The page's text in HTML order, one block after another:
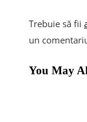
Trebuie să fii
un
You May